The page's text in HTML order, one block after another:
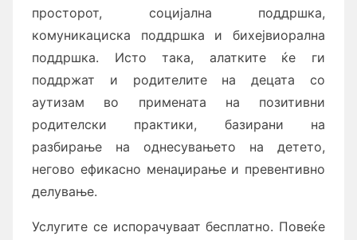
просторот, социјална поддршка,
комуникациска поддршка и бихејвиорална
поддршка. Исто така, алатките ќе ги
поддржат и родителите на децата со
аутизам во примената на позитивни
родителски практики, базирани на
разбирање на однесувањето на детето,
негово ефикасно менаџирање и превентивно
делување.
Услугите се испорачуваат бесплатно. Повеќе